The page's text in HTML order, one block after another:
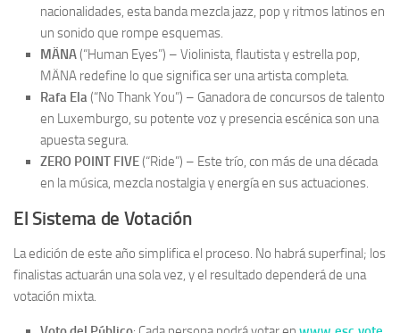
nacionalidades, esta banda mezcla jazz, pop y ritmos latinos en
un sonido que rompe esquemas.
MÄNA(“Human Eyes”) – Violinista, flautista y estrella pop,
MÄNA redefine lo que significa ser una artista completa.
Rafa Ela(“No Thank You”) – Ganadora de concursos de talento
en Luxemburgo, su potente voz y presencia escénica son una
apuesta segura.
ZERO POINT FIVE(“Ride”) – Este trío, con más de una década
en la música, mezcla nostalgia y energía en sus actuaciones.
El Sistema de Votación
La edición de este año simplifica el proceso. No habrá superfinal; los
finalistas actuarán una sola vez, y el resultado dependerá de una
votación mixta.